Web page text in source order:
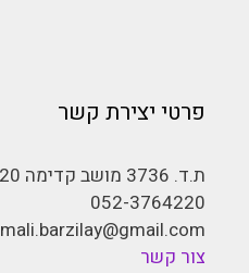
פרטי יצירת קשר
ת.ד. 3736 מושב קדימה 60920
052-3764220
mali.barzilay@gmail.com
צור קשר